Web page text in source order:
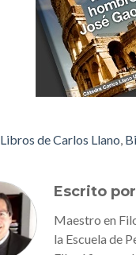
Libros de Carlos Llano,
Escrito por
Maestro en
la Escuela de